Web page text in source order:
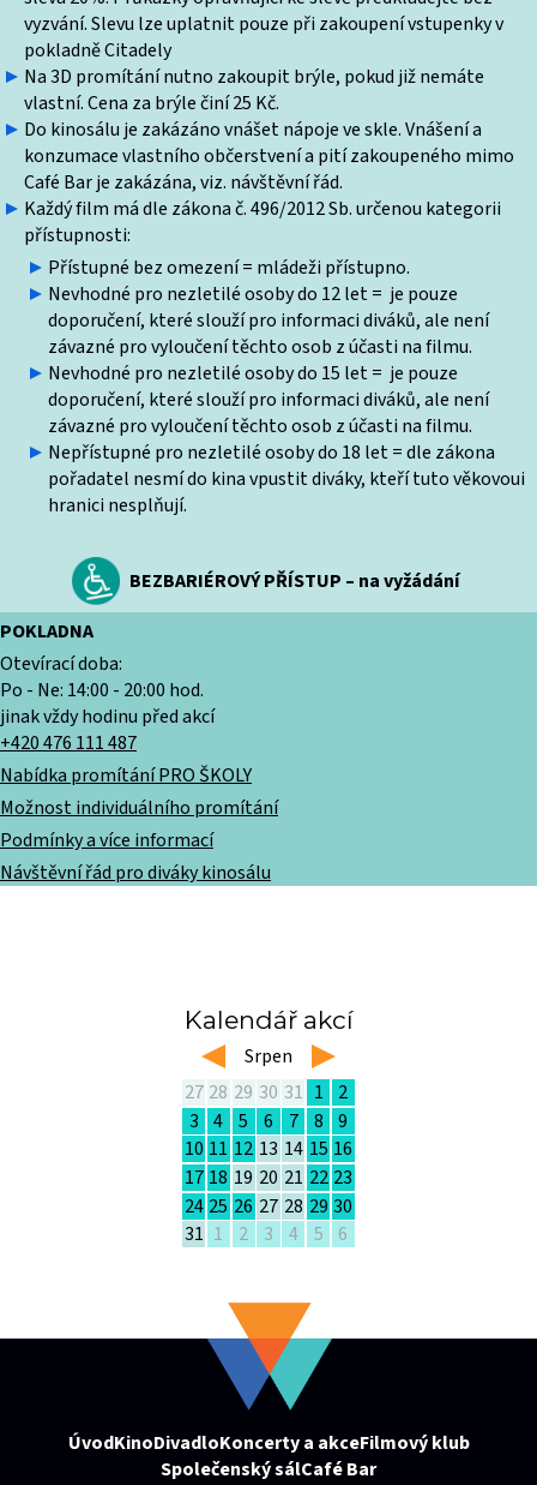
vyzvání. Slevu lze uplatnit pouze při zakoupení vstupenky v
pokladně Citadely
Na 3D promítání nutno zakoupit brýle, pokud již nemáte
vlastní. Cena za brýle činí 25 Kč.
Do kinosálu je zakázáno vnášet nápoje ve skle. Vnášení a
konzumace vlastního občerstvení a pití zakoupeného mimo
Café Bar je zakázána, viz. návštěvní řád.
Každý film má dle zákona č. 496/2012 Sb. určenou kategorii
přístupnosti:
Přístupné bez omezení = mládeži přístupno.
Nevhodné pro nezletilé osoby do 12 let = je pouze
doporučení, které slouží pro informaci diváků, ale není
závazné pro vyloučení těchto osob z účasti na filmu.
Nevhodné pro nezletilé osoby do 15 let = je pouze
doporučení, které slouží pro informaci diváků, ale není
závazné pro vyloučení těchto osob z účasti na filmu.
Nepřístupné pro nezletilé osoby do 18 let = dle zákona
pořadatel nesmí do kina vpustit diváky, kteří tuto věkovoui
hranici nesplňují.
BEZBARIÉROVÝ PŘÍSTUP – na vyžádání
POKLADNA
Otevírací doba:
Po - Ne: 14:00 - 20:00 hod.
jinak vždy hodinu před akcí
+420 476 111 487
Nabídka promítání PRO ŠKOLY
Možnost individuálního promítání
Podmínky a více informací
Návštěvní řád pro diváky kinosálu
Kalendář akcí
left Srpen right
27 28 29 30 31 1
2
3
4 5 6 7 8
9
10 11 12 13 14 15 16
17 18 19 20 21 22 23
24 25 26 27 28 29 30
31 1 2 3 4 5 6
ÚvodKinoDivadloKoncerty a akceFilmový klub
Společenský sálCafé Bar